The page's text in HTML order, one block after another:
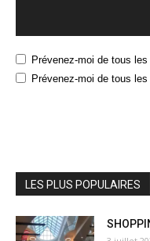
Prévenez-moi de tous
Prévenez-moi de tous
LES PLUS POPULAIRES